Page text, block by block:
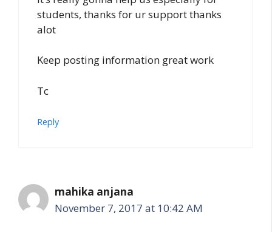
students, thanks for ur support thanks
alot
Keep posting information great work
Tc
Reply
mahika anjana
November 7, 2017 at 10:42 AM